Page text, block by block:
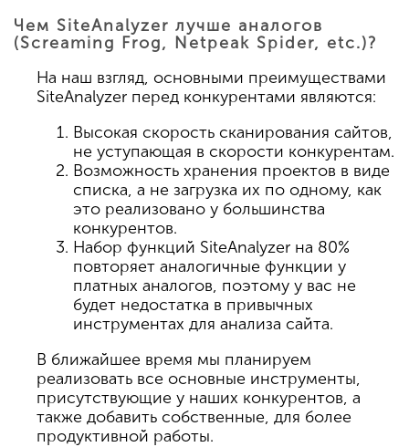
Чем SiteAnalyzer лучше аналогов
(Screaming Frog, Netpeak Spider, etc.)?
На наш взгляд, основными преимуществами
SiteAnalyzer перед конкурентами являются:
Высокая скорость сканирования сайтов,
не уступающая в скорости конкурентам.
Возможность хранения проектов в виде
списка, а не загрузка их по одному, как
это реализовано у большинства
конкурентов.
Набор функций SiteAnalyzer на 80%
повторяет аналогичные функции у
платных аналогов, поэтому у вас не
будет недостатка в привычных
инструментах для анализа сайта.
В ближайшее время мы планируем
реализовать все основные инструменты,
присутствующие у наших конкурентов, а
также добавить собственные, для более
продуктивной работы.